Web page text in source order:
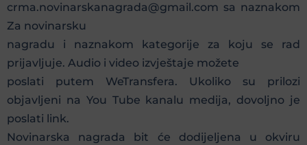
crma.novinarskanagrada@gmail.com sa naznakom
Za novinarsku
nagradu i naznakom kategorije za koju se rad
prijavljuje. Audio i video izvještaje možete
poslati putem WeTransfera. Ukoliko su prilozi
objavljeni na You Tube kanalu medija, dovoljno je
poslati link.
Novinarska nagrada bit će dodijeljena u okviru